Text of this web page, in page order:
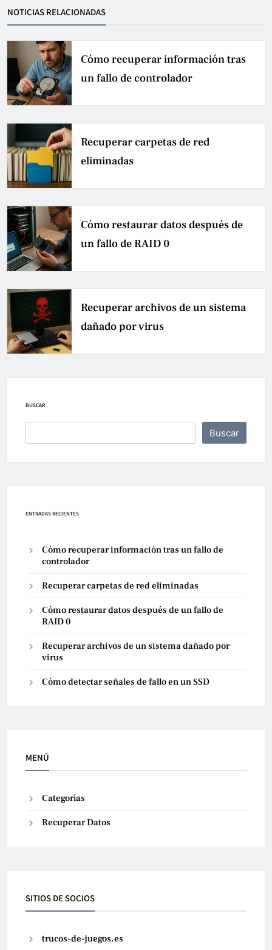
NOTICIAS RELACIONADAS
Cómo recuperar información tras
un fallo de controlador
Recuperar carpetas de red
eliminadas
Cómo restaurar datos después de
un fallo de RAID 0
Recuperar archivos de un sistema
dañado por virus
BUSCAR
Buscar
ENTRADAS RECIENTES
Cómo recuperar información tras un fallo de
controlador
Recuperar carpetas de red eliminadas
Cómo restaurar datos después de un fallo de
RAID 0
Recuperar archivos de un sistema dañado por
virus
Cómo detectar señales de fallo en un SSD
MENÚ
Categorías
Recuperar Datos
SITIOS DE SOCIOS
trucos-de-juegos.es